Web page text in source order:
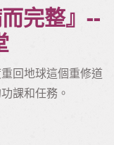
完整』--
回地球這個重修道
課和任務。